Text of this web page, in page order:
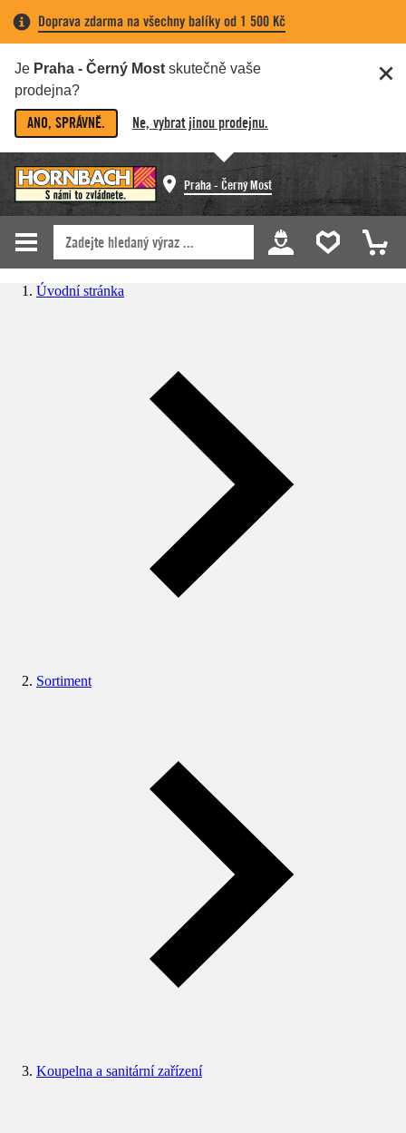
Doprava zdarma na všechny balíky od 1 500 Kč
Je Praha - Černý Most skutečně vaše
prodejna?
ANO, SPRÁVNĚ. Ne, vybrat jinou prodejnu.
Praha - Černý Most
Úvodní stránka
Sortiment
Koupelna a sanitární zařízení